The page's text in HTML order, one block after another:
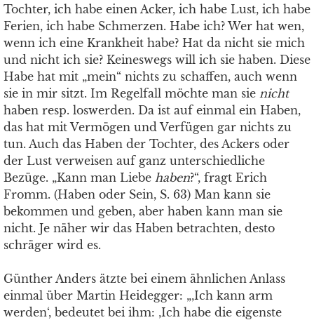
Tochter, ich habe einen Acker, ich habe Lust, ich habe
Ferien, ich habe Schmerzen. Habe ich? Wer hat wen,
wenn ich eine Krankheit habe? Hat da nicht sie mich
und nicht ich sie? Keineswegs will ich sie haben. Diese
Habe hat mit „mein“ nichts zu schaffen, auch wenn
sie in mir sitzt. Im Regelfall möchte man sie nicht
haben resp. loswerden. Da ist auf einmal ein Haben,
das hat mit Vermögen und Verfügen gar nichts zu
tun. Auch das Haben der Tochter, des Ackers oder
der Lust verweisen auf ganz unterschiedliche
Bezüge. „Kann man Liebe haben?“, fragt Erich
Fromm. (Haben oder Sein, S. 63) Man kann sie
bekommen und geben, aber haben kann man sie
nicht. Je näher wir das Haben betrachten, desto
schräger wird es.
Günther Anders ätzte bei einem ähnlichen Anlass
einmal über Martin Heidegger: „‚Ich kann arm
werden‘, bedeutet bei ihm: ‚Ich habe die eigenste